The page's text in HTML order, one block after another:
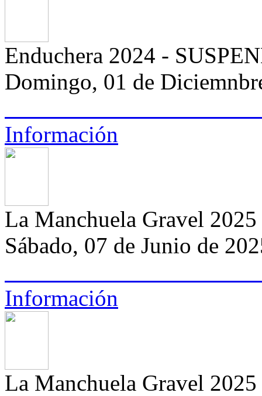
Enduchera 2024 -
Domingo, 01 de
Información
La Manchuela Gravel
Sábado, 07 de Junio de
Información
La Manchuela Gravel